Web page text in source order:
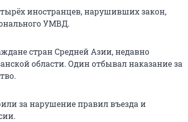
иностранцев, нарушивших закон,
УМВД.
стран Средней Азии, недавно
области. Один отбывал наказание за
за нарушение правил въезда и